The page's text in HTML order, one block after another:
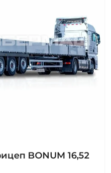
BONUM 16,52